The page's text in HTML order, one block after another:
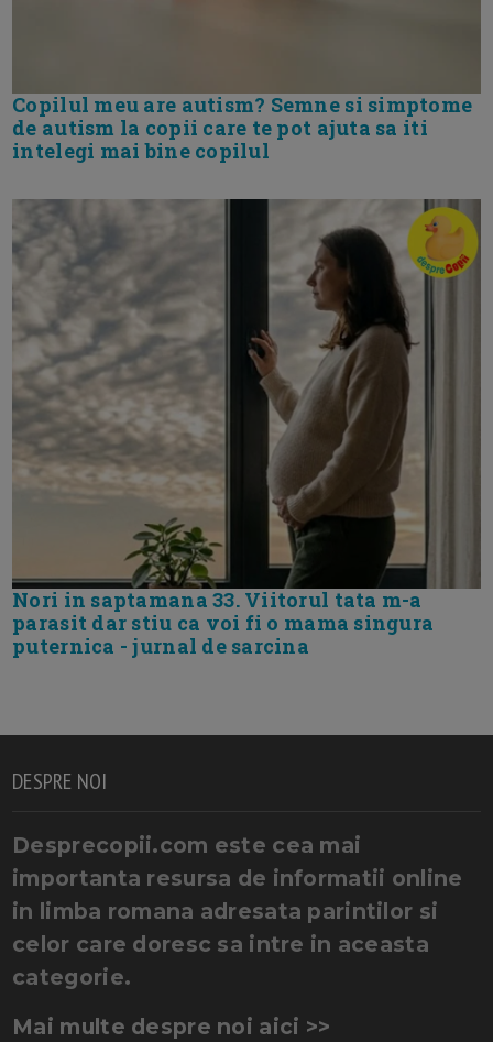
Copilul meu are autism? Semne si simptome
de autism la copii care te pot ajuta sa iti
intelegi mai bine copilul
Nori in saptamana 33. Viitorul tata m-a
parasit dar stiu ca voi fi o mama singura
puternica - jurnal de sarcina
DESPRE NOI
Desprecopii.com este cea mai
importanta resursa de informatii online
in limba romana adresata parintilor si
celor care doresc sa intre in aceasta
categorie.
Mai multe despre noi aici >>